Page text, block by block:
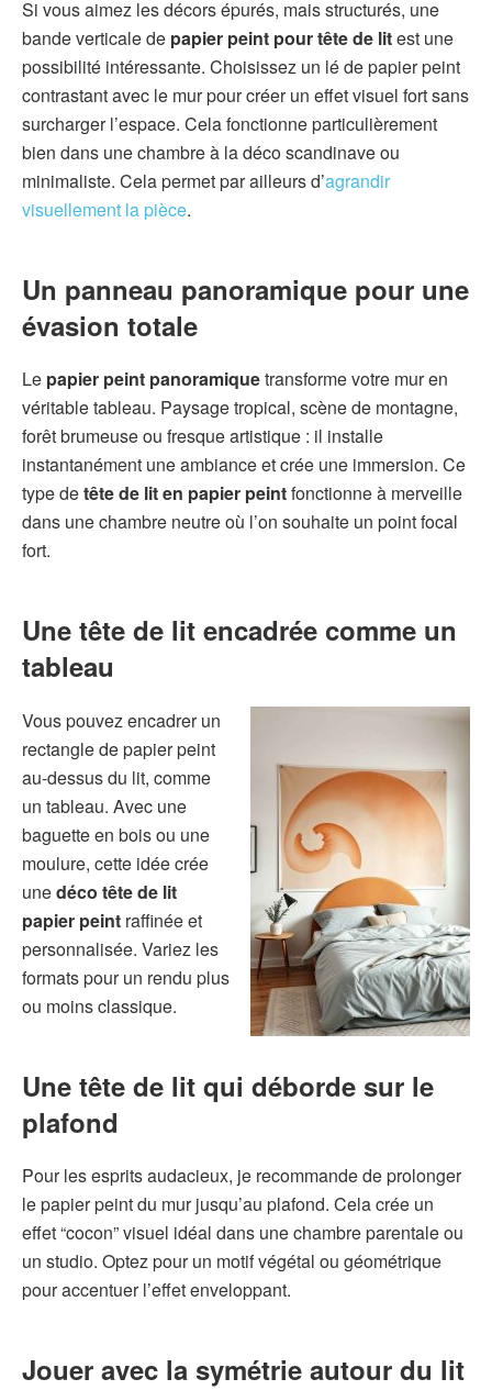
Si vous aimez les décors épurés, mais structurés, une
bande verticale de papier peint pour tête de litest une
possibilité intéressante. Choisissez un lé de papier peint
contrastant avec le mur pour créer un effet visuel fort sans
surcharger l’espace. Cela fonctionne particulièrement
bien dans une chambre à la déco scandinave ou
minimaliste. Cela permet par ailleurs d’agrandir
visuellement la pièce.
Un panneau panoramique pour une
évasion totale
Le papier peint panoramiquetransforme votre mur en
véritable tableau. Paysage tropical, scène de montagne,
forêt brumeuse ou fresque artistique : il installe
instantanément une ambiance et crée une immersion. Ce
type detête de lit en papier peintfonctionne à merveille
dans une chambre neutre où l’on souhaite un point focal
fort.
Une tête de lit encadrée comme un
tableau
Vous pouvez encadrer un
rectangle de papier peint
au-dessus du lit, comme
un tableau. Avec une
baguette en bois ou une
moulure, cette idée crée
unedéco tête de lit
papier peint raffinée et
personnalisée. Variez les
formats pour un rendu plus
ou moins classique.
Une tête de lit qui déborde sur le
plafond
Pour les esprits audacieux, je recommande de prolonger
le papier peint du mur jusqu’au plafond. Cela crée un
effet “cocon” visuel idéal dans une chambre parentale ou
un studio. Optez pour un motif végétal ou géométrique
pour accentuer l’effet enveloppant.
Jouer avec la symétrie autour du lit